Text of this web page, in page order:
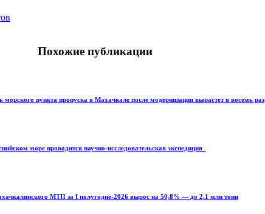
Похожие публикации
морского пункта пропуска в Махачкале после модернизации вырастет в восемь раз
море проводится научно-исследовательская экспедиция
МТП за I полугодие-2026 вырос на 50,8% — до 2,1 млн тонн